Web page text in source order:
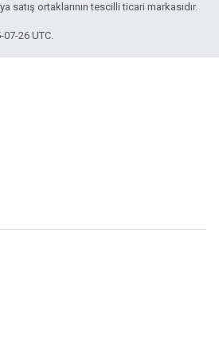
satış ortaklarının tescilli ticari markasıdır.
26 UTC.